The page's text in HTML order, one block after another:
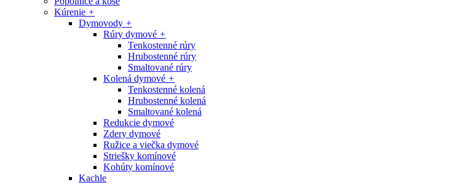
Kúrenie +
Dymovody +
Rúry dymové +
Tenkostenné rúry
Hrubostenné rúry
Smaltované rúry
Kolená dymové +
Tenkostenné kolená
Hrubostenné kolená
Smaltované kolená
Redukcie dymové
Zdery dymové
Ružice a viečka dymové
Striešky komínové
Kohúty komínové
Kachle